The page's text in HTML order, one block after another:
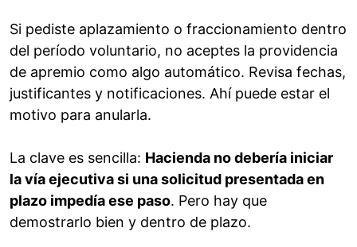
Si pediste aplazamiento o fraccionamiento dentro
del período voluntario, no aceptes la providencia
de apremio como algo automático. Revisa fechas,
justificantes y notificaciones. Ahí puede estar el
motivo para anularla.
La clave es sencilla: Hacienda no debería iniciar
la vía ejecutiva si una solicitud presentada en
plazo impedía ese paso. Pero hay que
demostrarlo bien y dentro de plazo.